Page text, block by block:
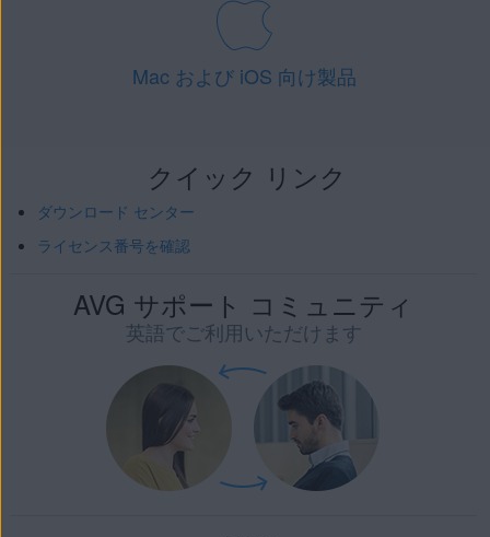
Mac および iOS 向け製品
クイック リンク
ダウンロード センター
ライセンス番号を確認
AVG サポート コミュニティ
英語でご利用いただけます